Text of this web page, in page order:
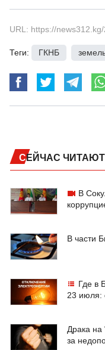
URL: https://news312.kg/
Теги: ГКНБ
СЕЙЧАС ЧИТАЮТ
В
В части
Где в
23 июля:
Драка
за